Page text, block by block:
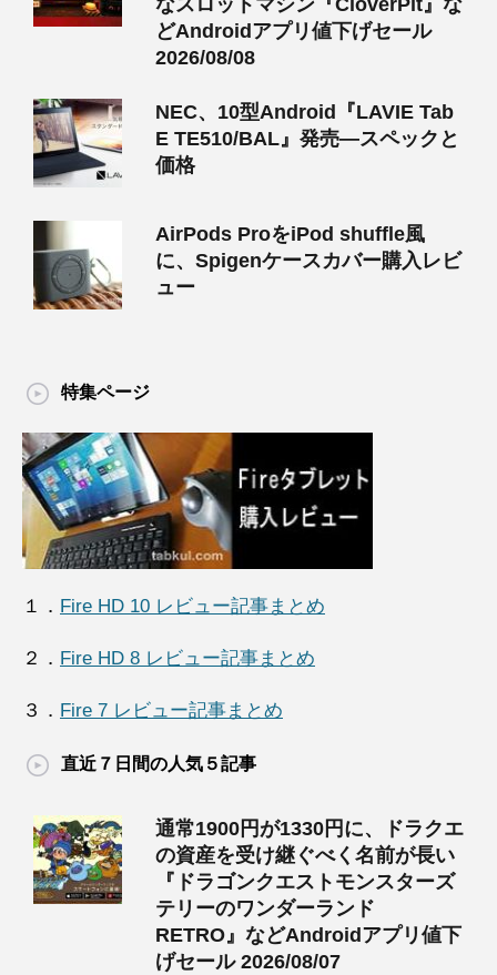
なスロットマシン『CloverPit』な
どAndroidアプリ値下げセール
2026/08/08
NEC、10型Android『LAVIE Tab
E TE510/BAL』発売―スペックと
価格
AirPods ProをiPod shuffle風
に、Spigenケースカバー購入レビ
ュー
特集ページ
１． Fire HD 10 レビュー記事まとめ
２． Fire HD 8 レビュー記事まとめ
３． Fire 7 レビュー記事まとめ
直近７日間の人気５記事
通常1900円が1330円に、ドラクエ
の資産を受け継ぐべく名前が長い
『ドラゴンクエストモンスターズ
テリーのワンダーランド
RETRO』などAndroidアプリ値下
げセール 2026/08/07